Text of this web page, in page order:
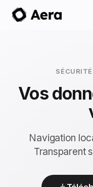
Vos
Navigation
Transparent